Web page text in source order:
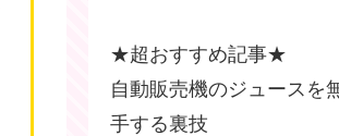
★超おすすめ記事★
自動販売機のジュースを
手する裏技